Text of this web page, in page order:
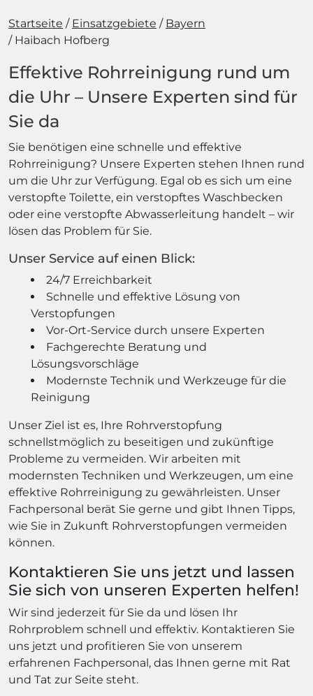
Startseite Einsatzgebiete
Bayern
Haibach Hofberg
Effektive Rohrreinigung rund um
die Uhr – Unsere Experten sind für
Sie da
Sie benötigen eine schnelle und effektive
Rohrreinigung? Unsere Experten stehen Ihnen rund
um die Uhr zur Verfügung. Egal ob es sich um eine
verstopfte Toilette, ein verstopftes Waschbecken
oder eine verstopfte Abwasserleitung handelt – wir
lösen das Problem für Sie.
Unser Service auf einen Blick:
24/7 Erreichbarkeit
Schnelle und effektive Lösung von
Verstopfungen
Vor-Ort-Service durch unsere Experten
Fachgerechte Beratung und
Lösungsvorschläge
Modernste Technik und Werkzeuge für die
Reinigung
Unser Ziel ist es, Ihre Rohrverstopfung
schnellstmöglich zu beseitigen und zukünftige
Probleme zu vermeiden. Wir arbeiten mit
modernsten Techniken und Werkzeugen, um eine
effektive Rohrreinigung zu gewährleisten. Unser
Fachpersonal berät Sie gerne und gibt Ihnen Tipps,
wie Sie in Zukunft Rohrverstopfungen vermeiden
können.
Kontaktieren Sie uns jetzt und lassen
Sie sich von unseren Experten helfen!
Wir sind jederzeit für Sie da und lösen Ihr
Rohrproblem schnell und effektiv. Kontaktieren Sie
uns jetzt und profitieren Sie von unserem
erfahrenen Fachpersonal, das Ihnen gerne mit Rat
und Tat zur Seite steht.